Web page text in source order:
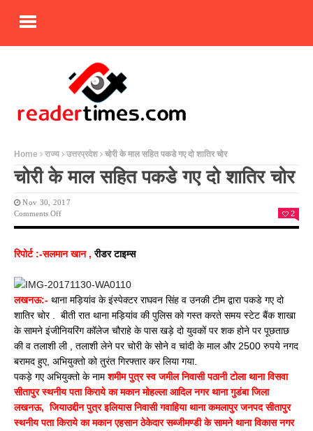
Home राज्य उत्तरप्रदेश चोरी के माल सहित पकडे गए दो शातिर चोर
चोरी के माल सहित पकडे गए दो शातिर चोर
Nov 30, 2017
Comments OffOn
सहित
गए
दो
शातिर
चोर
2
रिपोर्ट :-सलमान खान ,रीडर टाइम्स
लखनऊ:- थाना मड़ियांव के इंस्पेक्टर राघवन सिंह व उनकी टीम द्वारा पकडे गए दो
शातिर चोर . बीती रात थाना मड़ियांव की पुलिस को गस्त करते समय स्टेट बैंक शाखा
के सामने इंजीनियरिंग कॉलेज चौराहे के पास खड़े दो युवकों पर शक होने पर पूछताछ
की व तलाशी ली , तलाशी लेने पर चोरी के सोने व चांदी के माल और 2500 रुपये नगद
बरामद हुए, अभियुक्तो को तुरंत गिरफ्तार कर लिया गया.
पकड़े गए अभियुक्तो के नामशमीम पुत्र स्व जमील निवासी पठानी टोला थाना विसवा
सीतापुर स्थनीय पता किराये का मकान मोहल्ला आदिल नगर थाना गुडंबा जिला
लखनऊ, जियाउद्दीन पुत्र इलियास निवासी गवाहिया थाना कमलापुर जनपद सीतापुर
स्थनीय पता किराये का मकान एहसान ठेकेदार सब्जीमण्डी के सामने थाना विकास नगर